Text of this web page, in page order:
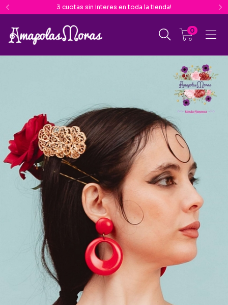
3 cuotas sin interes en toda la tienda!
0